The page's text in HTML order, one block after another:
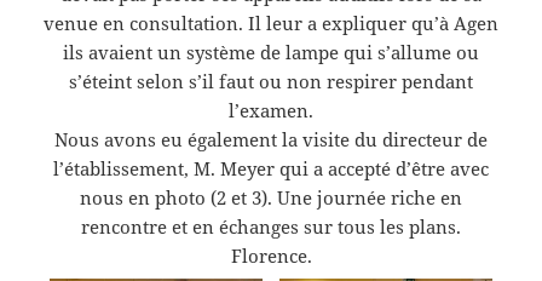
venue en consultation. Il leur a expliquer qu’à Agen
ils avaient un système de lampe qui s’allume ou
s’éteint selon s’il faut ou non respirer pendant
l’examen.
Nous avons eu également la visite du directeur de
l’établissement, M. Meyer qui a accepté d’être avec
nous en photo (2 et 3). Une journée riche en
rencontre et en échanges sur tous les plans.
Florence.